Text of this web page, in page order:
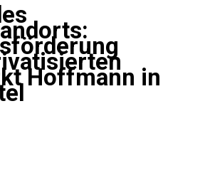
Hoffmann in